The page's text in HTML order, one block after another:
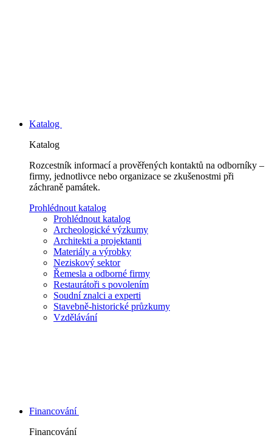
Katalog
Katalog
Rozcestník informací a prověřených kontaktů na odborníky –
firmy, jednotlivce nebo organizace se zkušenostmi při
záchraně památek.
Prohlédnout katalog
Prohlédnout katalog
Archeologické výzkumy
Architekti a projektanti
Materiály a výrobky
Neziskový sektor
Řemesla a odborné firmy
Restaurátoři s povolením
Soudní znalci a experti
Stavebně-historické průzkumy
Vzdělávání
Financování
Financování